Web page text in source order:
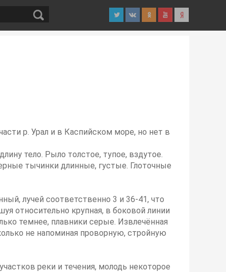
р. Урал и в Каспийском море, но нет в
тело. Рыло толстое, тупое, вздутое.
тычинки длинные, густые. Глоточные
лучей соответственно 3 и 36-41, что
относительно крупная, в боковой линии
темнее, плавники серые. Извлечённая
не напоминая проворную, стройную
реки и течения, молодь некоторое